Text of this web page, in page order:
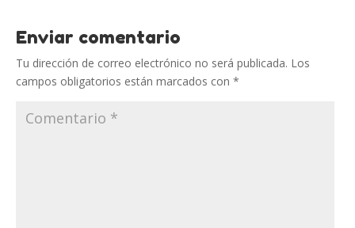
Enviar comentario
Tu dirección de correo electrónico no será publicada. Los
campos obligatorios están marcados con *